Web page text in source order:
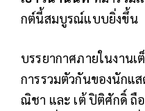
กต์นี้สมบูรณ์แบบยิ่งขึ้น
บรรยากาศภายในงาน
การรวมตัวกันของนักแส
ณิชา และ เต้ ปิติศักดิ์ ถื